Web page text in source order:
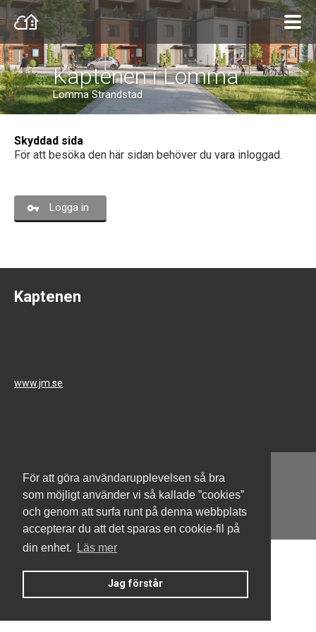
För att göra användarupplevelsen så bra
som möjligt använder vi så kallade ”cookies”
och genom att surfa runt på denna webbplats
accepterar du att det sparas en cookie-fil på
din enhet.
Läs mer
Jag förstår
Kaptenen i Lomma
Lomma Strandstad
Skyddad sida
För att besöka den här sidan behöver du vara inloggad.
Logga in
Kaptenen
www.jm.se
Denna hemsida är byggd med Smart Brf ®